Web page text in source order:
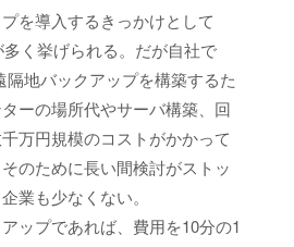
を導入するきっかけとして
く挙げられる。だが自社で
隔地バックアップを構築するた
ーの場所代やサーバ構築、回
万円規模のコストがかかって
のために長い間検討がストッ
業も少なくない。
ップであれば、費用を10分の1